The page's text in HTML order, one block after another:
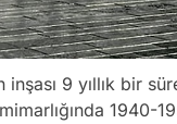
inşası 9 yıllık bir
1940-